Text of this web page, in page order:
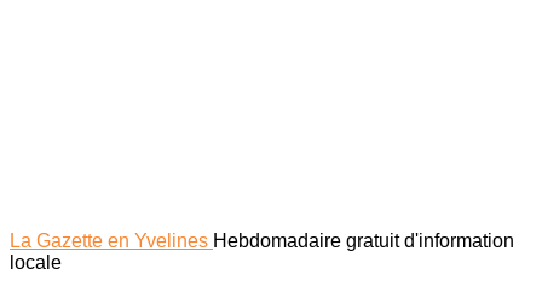
La Gazette en Yvelines Hebdomadaire gratuit d'information
locale